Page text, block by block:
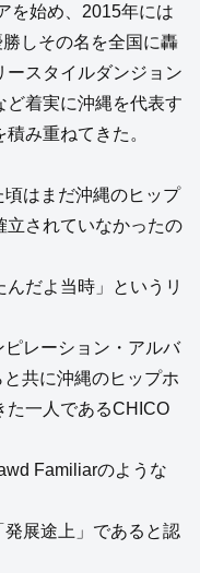
を始め、2015年には
しその名を全国に轟
スタイルダンジョン
ど着実に沖縄を代表す
み重ねてきた。
はまだ沖縄のヒップ
立されていなかったの
だよ当時」というリ
レーション・アルバ
共に沖縄のヒップホ
た一人であるCHICO
Familiarのような
展途上」であると認